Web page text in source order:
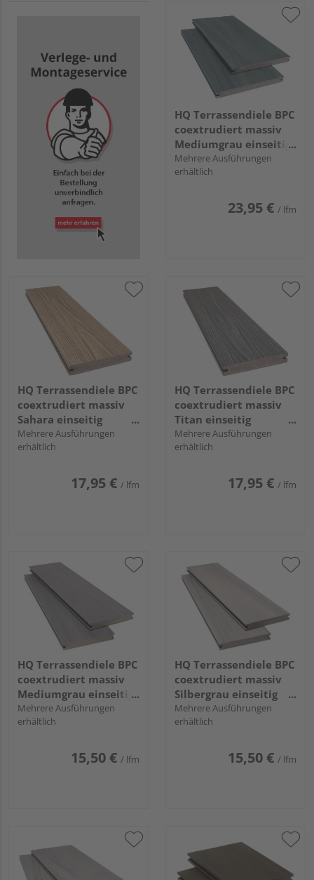
HQ Terrassendiele BPC
coextrudiert massiv
Mediumgrau einseitig
Holzstruktur, einseitig
geriffelt, längsseitige
Mehrere Ausführungen
erhältlich
23,95 € / lfm
HQ Terrassendiele BPC
coextrudiert massiv
Sahara einseitig
Holzstruktur,
längsseitige Nut,
Mehrere Ausführungen
erhältlich
17,95 € / lfm
HQ Terrassendiele BPC
coextrudiert massiv
Titan einseitig
Holzstruktur,
längsseitige Nut,
Mehrere Ausführungen
erhältlich
17,95 € / lfm
HQ Terrassendiele BPC
coextrudiert massiv
Mediumgrau einseitig
Holzstruktur, einseitig
individuell
längsseitige Nut,
AreaPico - 20 x 140
Mehrere Ausführungen
erhältlich
15,50 € / lfm
HQ Terrassendiele BPC
coextrudiert massiv
Silbergrau einseitig
Holzstruktur, einseitig
individuell
längsseitige Nut,
AreaPico - 20 x 140
Mehrere Ausführungen
erhältlich
15,50 € / lfm